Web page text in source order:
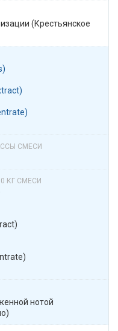
(Крестьянское
нотой